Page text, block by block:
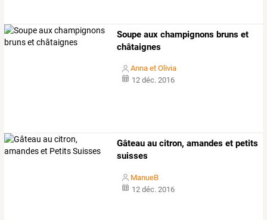
Soupe aux champignons bruns et
châtaignes
Anna et Olivia
12 déc. 2016
Gâteau au citron, amandes et petits
suisses
ManueB
12 déc. 2016